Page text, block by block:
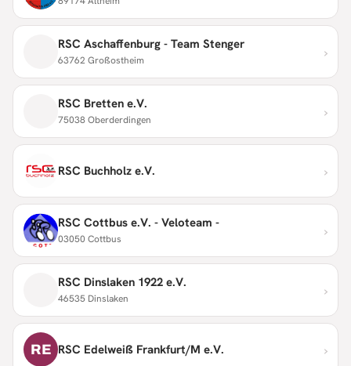
RSC Aschaffenburg - Team Stenger
63762 Großostheim ›
RSC Bretten e.V.
75038 Oberderdingen ›
RSC Buchholz e.V. ›
RSC Cottbus e.V. - Veloteam -
03050 Cottbus ›
RSC Dinslaken 1922 e.V.
46535 Dinslaken ›
RE RSC Edelweiß Frankfurt/M e.V. ›